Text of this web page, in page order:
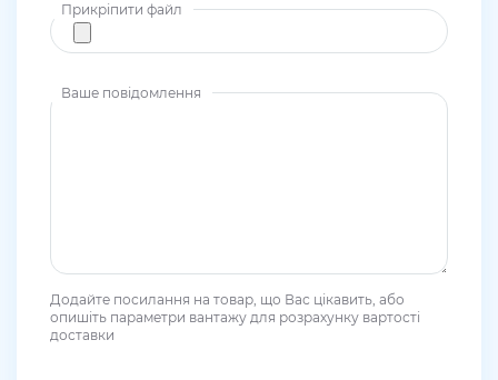
Прикріпити файл
Ваше повідомлення
Додайте посилання на товар, що Вас цікавить, або
опишіть параметри вантажу для розрахунку вартості
доставки